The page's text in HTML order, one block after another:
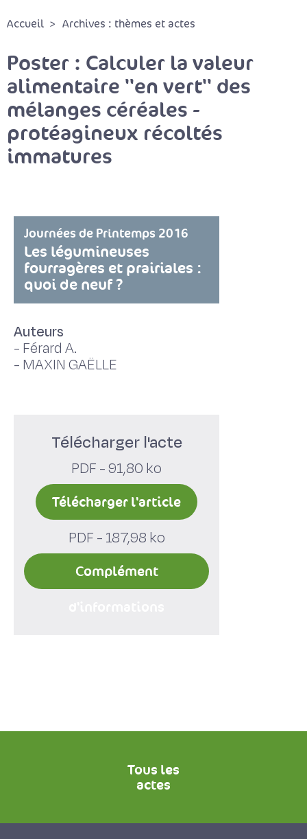
Accueil Archives : thèmes et actes
Poster : Calculer la valeur
alimentaire ''en vert'' des
mélanges céréales -
protéagineux récoltés
immatures
Journées de Printemps 2016
Les légumineuses
fourragères et prairiales :
quoi de neuf ?
Auteurs
- Férard A.
- MAXIN GAËLLE
Télécharger l'acte
PDF - 91,80 ko
Télécharger l'article
PDF - 187,98 ko
Complément
Tous les
actes